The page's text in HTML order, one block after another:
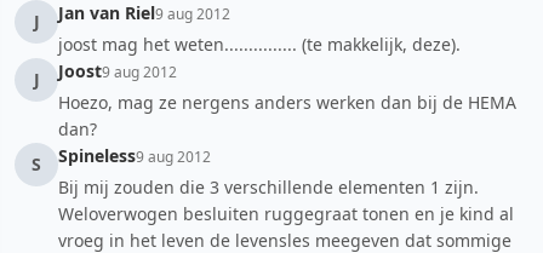
J
Jan van Riel9 aug 2012
joost mag het weten............... (te makkelijk, deze).
J
Joost9 aug 2012
Hoezo, mag ze nergens anders werken dan bij de HEMA
dan?
S
Spineless9 aug 2012
Bij mij zouden die 3 verschillende elementen 1 zijn.
Weloverwogen besluiten ruggegraat tonen en je kind al
vroeg in het leven de levensles meegeven dat sommige